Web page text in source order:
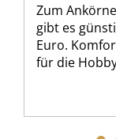
Zum
gibt es
Euro.
für die